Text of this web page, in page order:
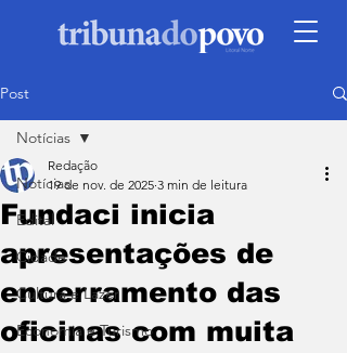
Post
Notícias
Edital
Cidade
Cultura e Lazer
Economia e Turismo
Notícias
Fundaci inicia
apresentações de
encerramento das
oficinas com muita
Redação
19 de nov. de 2025 3 min de leitura